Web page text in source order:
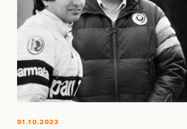
01.10.2023